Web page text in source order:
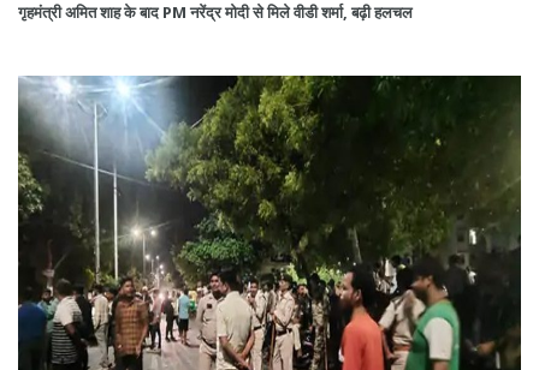
गृहमंत्री अमित शाह के बाद PM नरेंद्र मोदी से मिले वीडी शर्मा, बढ़ी हलचल